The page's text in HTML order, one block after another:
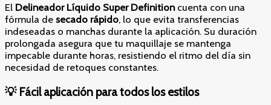
El Delineador Líquido Super Definitioncuenta con una
fórmula de secado rápido, lo que evita transferencias
indeseadas o manchas durante la aplicación. Su duración
prolongada asegura que tu maquillaje se mantenga
impecable durante horas, resistiendo el ritmo del día sin
necesidad de retoques constantes.
💡 Fácil aplicación para todos los estilos